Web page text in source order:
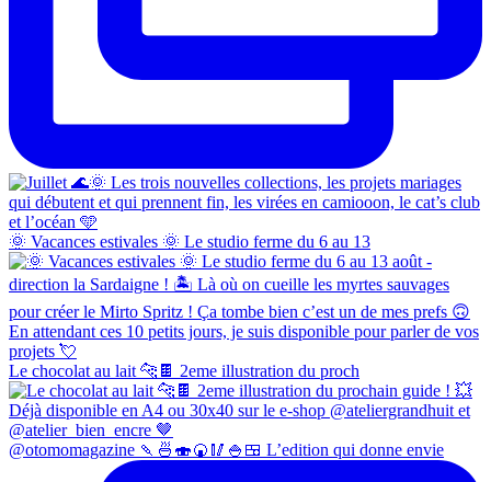
🌞 Vacances estivales 🌞 Le studio ferme du 6 au 13
Le chocolat au lait 🐆🍫 2eme illustration du proch
@otomomagazine 🍡🍜🍣🍘🥢🍚🍱 L’edition qui donne envie